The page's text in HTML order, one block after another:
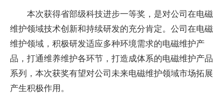
本次获得省部级科技进步一等奖，是对公司在电磁
维护领域技术创新和持续研发的充分肯定。公司在电磁
维护领域，积极研发适应多种环境需求的电磁维护产
品，打通维养维护各环节，打造成体系的电磁维护产品
系列，本次获奖有望对公司未来电磁维护领域市场拓展
产生积极作用。